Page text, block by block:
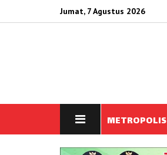
Jumat, 7 Agustus 2026
METROPOLIS